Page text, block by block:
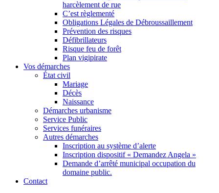
harcèlement de rue
C’est règlementé
Obligations Légales de Débroussaillement
Prévention des risques
Défibrillateurs
Risque feu de forêt
Plan vigipirate
Vos démarches
État civil
Mariage
Décès
Naissance
Démarches urbanisme
Service Public
Services funéraires
Autres démarches
Inscription au système d’alerte
Inscription dispositif « Demandez Angela »
Demande d’arrêté municipal occupation du
domaine public.
Contact